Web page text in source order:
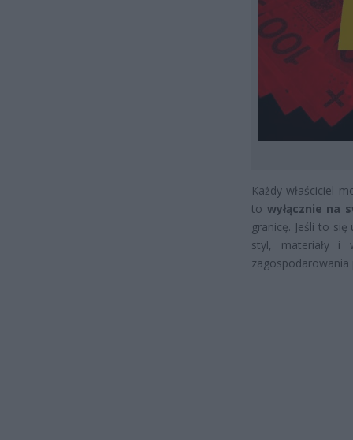
Każdy właściciel
to wyłącznie na
granicę. Jeśli to
styl, materiały